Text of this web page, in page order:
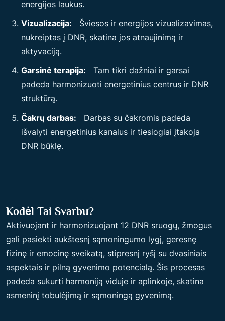
energijos laukus.
Vizualizacija: Šviesos ir energijos vizualizavimas,
nukreiptas į DNR, skatina jos atnaujinimą ir
aktyvaciją.
Garsinė terapija: Tam tikri dažniai ir garsai
padeda harmonizuoti energetinius centrus ir DNR
struktūrą.
Čakrų darbas: Darbas su čakromis padeda
išvalyti energetinius kanalus ir tiesiogiai įtakoja
DNR būklę.
Kodėl Tai Svarbu?
Aktivuojant ir harmonizuojant 12 DNR sruogų, žmogus
gali pasiekti aukštesnį sąmoningumo lygį, geresnę
fizinę ir emocinę sveikatą, stipresnį ryšį su dvasiniais
aspektais ir pilną gyvenimo potencialą. Šis procesas
padeda sukurti harmoniją viduje ir aplinkoje, skatina
asmeninį tobulėjimą ir sąmoningą gyvenimą.